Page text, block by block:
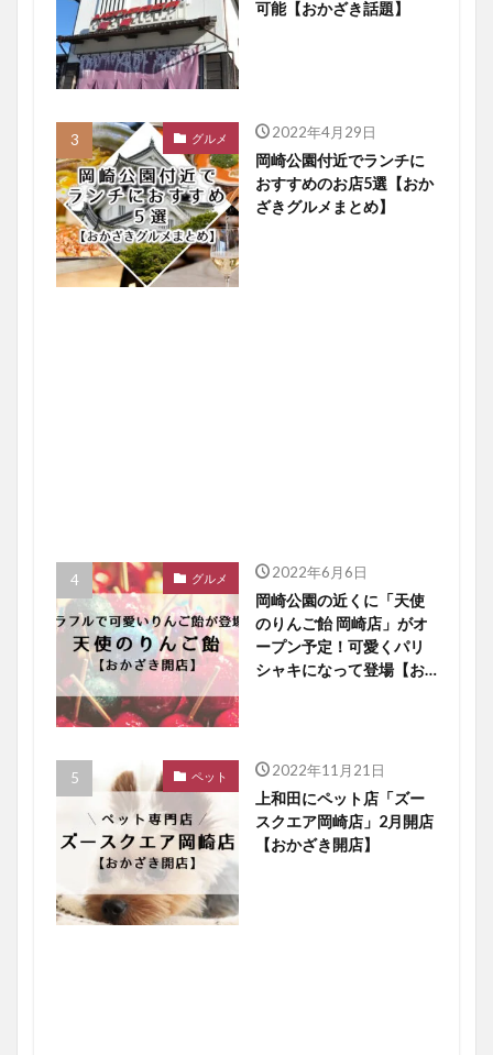
可能【おかざき話題】
グルメ 2022年4月29日
岡崎公園付近でランチに
おすすめのお店5選【おか
ざきグルメまとめ】
グルメ 2022年6月6日
岡崎公園の近くに「天使
のりんご飴 岡崎店」がオ
ープン予定！可愛くパリ
シャキになって登場【お
ペット 2022年11月21日
上和田にペット店「ズー
スクエア岡崎店」2月開店
【おかざき開店】